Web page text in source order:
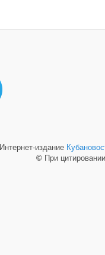
Интернет-издание
© При